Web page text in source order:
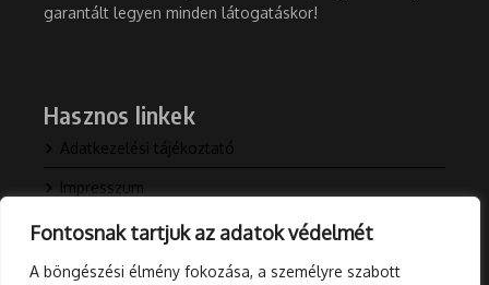
Fontosnak tartjuk az adatok védelmét
A böngészési élmény fokozása, a személyre szabott
garantált legyen minden látogatáskor!
Hasznos linkek
Adatkezelési tájékoztató
Impresszum
Kapcsolat
Rólunk